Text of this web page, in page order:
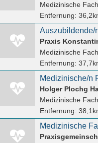
Medizinische
Entfernung:
Praxis
Medizinische
Entfernung:
Holger Plochg
Medizinische
Entfernung:
Medizinische